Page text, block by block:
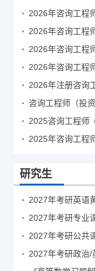
2026年注册咨询
咨询工程师（投
研究生
2027年考研英语
2027年考研专业
2027年考研公共
2027年考研政治/